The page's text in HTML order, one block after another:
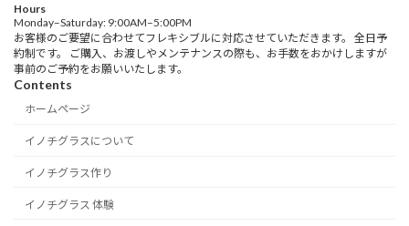
Hours
Monday–Saturday: 9:00AM–5:00PM
お客様のご要望に合わせてフレキシブルに対応させていただきます。 全日予
約制です。 ご購入、お渡しやメンテナンスの際も、お手数をおかけしますが
事前のご予約をお願いいたします。
Contents
ホームページ
イノチグラスについて
イノチグラス作り
イノチグラス 体験